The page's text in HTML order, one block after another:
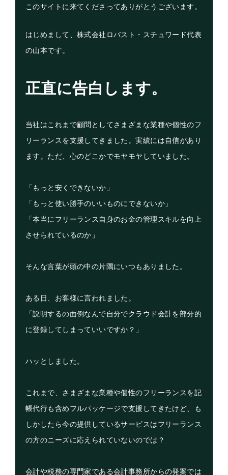
このサイトに来てくださってありがとうございます。
はじめまして、株式会社ロバスト・スチュワード代表
の山本です。
正直に告白します。
当社はこれまで顧問としてさまざまな業種や個性のフ
リーランスを支援してきました。実績には自信があり
ます。ただ、心のどこかでモヤモヤしていました。
「もっと安くできないか」
「もっと使い勝手のいいものにできないか」
「本当にフリーランス自身のお金の管理スキルを向上
させられているのか」
そんな言葉が頭の中の片隅にいつもありました。
ある日、お客様に言われました。
「説明するの面倒なんで自分でクラウド会計を部分的
に登録してしまっていいですか？」
ハッとしました。
これまで、さまざまな業種や個性のフリーランスを記
帳代行も含めフルパッケージで支援してきたけど、も
しかしたら今の提供しているサービスはフリーランス
の方のニーズに応えられていないのでは？
会計や税務の専門家である会計事務所からの発案では